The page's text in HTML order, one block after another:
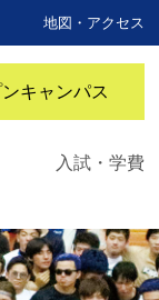
地図・アクセス
キャンパス
入試・学費